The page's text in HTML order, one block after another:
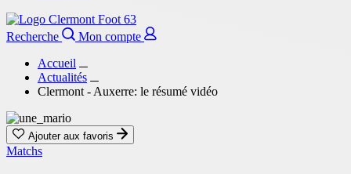
Recherche
Mon compte
Accueil
Actualités
Clermont - Auxerre: le résumé vidéo
Ajouter aux favoris
Matchs